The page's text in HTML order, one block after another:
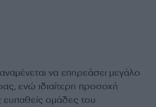
να επηρεάσει μεγάλο
ενώ ιδιαίτερη προσοχή
ευπαθείς ομάδες του